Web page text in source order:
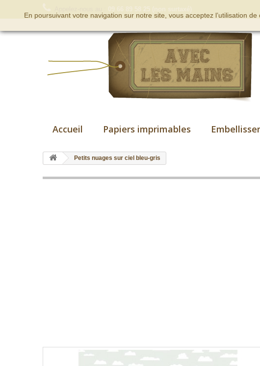
Accueil Papiers imprimables
Petits nuages sur ciel bleu-gris
En poursuivant votre navigation sur notre site, vous acceptez l’utilisation